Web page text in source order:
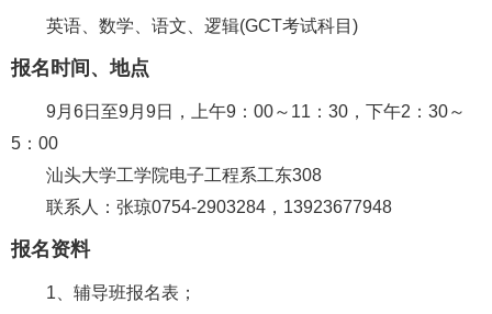
英语、数学、语文、逻辑(GCT考试科目)
报名时间、地点
9月6日至9月9日，上午9：00～11：30，下午2：30～
5：00
汕头大学工学院电子工程系工东308
联系人：张琼0754-2903284，13923677948
报名资料
1、辅导班报名表；